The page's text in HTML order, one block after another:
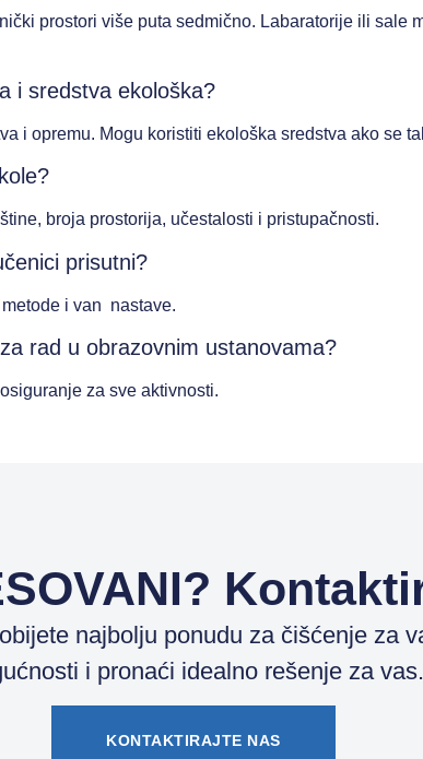
prostori više puta sedmično. Labaratorije ili sale
i sredstva ekološka?
i opremu. Mogu koristiti ekološka sredstva ako se
broja prostorija, učestalosti i pristupačnosti.
prisutni?
i van nastave.
rad u obrazovnim ustanovama?
za sve aktivnosti.
najbolju ponudu za čišćenje za
i pronaći idealno rešenje za vas.
KONTAKTIRAJTE NAS